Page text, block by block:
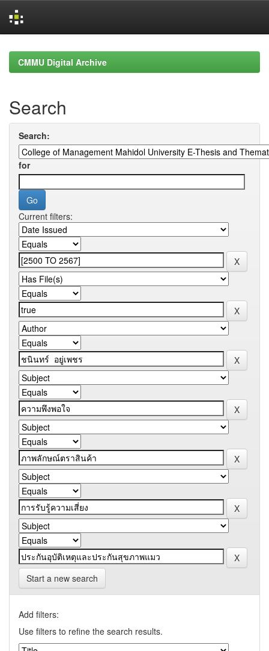
navigationCMMU Digital Archive
Search
Search:
for
Current filters:
Start a new search
Add filters:
Use filters to refine the search results.